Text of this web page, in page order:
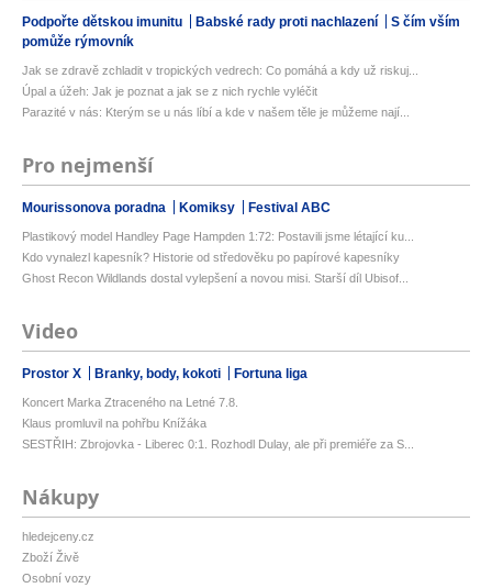
Podpořte dětskou imunitu Babské rady proti nachlazení
S čím vším
pomůže rýmovník
Jak se zdravě zchladit v tropických vedrech: Co pomáhá a kdy už riskuj...
Úpal a úžeh: Jak je poznat a jak se z nich rychle vyléčit
Parazité v nás: Kterým se u nás líbí a kde v našem těle je můžeme nají...
Pro nejmenší
Mourissonova poradna Komiksy Festival ABC
Plastikový model Handley Page Hampden 1:72: Postavili jsme létající ku...
Kdo vynalezl kapesník? Historie od středověku po papírové kapesníky
Ghost Recon Wildlands dostal vylepšení a novou misi. Starší díl Ubisof...
Video
Prostor X Branky, body, kokoti Fortuna liga
Koncert Marka Ztraceného na Letné 7.8.
Klaus promluvil na pohřbu Knížáka
SESTŘIH: Zbrojovka - Liberec 0:1. Rozhodl Dulay, ale při premiéře za S...
Nákupy
hledejceny.cz
Zboží Živě
Osobní vozy